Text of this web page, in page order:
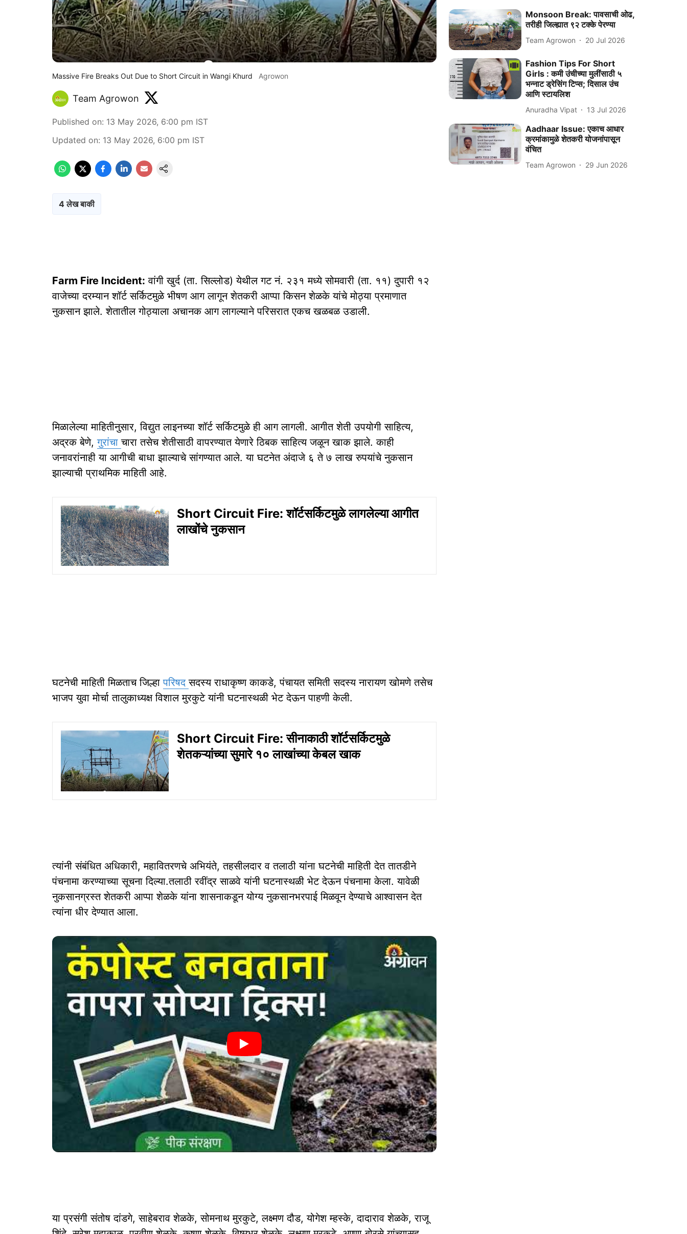
Massive Fire Breaks Out Due to Short Circuit in Wangi Khurd Agrowon
Team Agrowon
Published on: 13 May 2026, 6:00 pm IST
Updated on: 13 May 2026, 6:00 pm IST
4 लेख बाकी
Farm Fire Incident: वांगी खुर्द (ता. सिल्लोड) येथील गट नं. २३१ मध्ये सोमवारी (ता. ११) दुपारी १२
वाजेच्या दरम्यान शॉर्ट सर्किटमुळे भीषण आग लागून शेतकरी आप्पा किसन शेळके यांचे मोठ्या प्रमाणात
नुकसान झाले. शेतातील गोठ्याला अचानक आग लागल्याने परिसरात एकच खळबळ उडाली.
मिळालेल्या माहितीनुसार, विद्युत लाइनच्या शॉर्ट सर्किटमुळे ही आग लागली. आगीत शेती उपयोगी साहित्य,
अद्रक बेणे,गुरांचाचारा तसेच शेतीसाठी वापरण्यात येणारे ठिबक साहित्य जळून खाक झाले. काही
जनावरांनाही या आगीची बाधा झाल्याचे सांगण्यात आले. या घटनेत अंदाजे ६ ते ७ लाख रुपयांचे नुकसान
झाल्याची प्राथमिक माहिती आहे.
Short Circuit Fire: शॉर्टसर्किटमुळे लागलेल्या आगीत
लाखोंचे नुकसान
घटनेची माहिती मिळताच जिल्हापरिषदसदस्य राधाकृष्ण काकडे, पंचायत समिती सदस्य नारायण खोमणे तसेच
भाजप युवा मोर्चा तालुकाध्यक्ष विशाल मुरकुटे यांनी घटनास्थळी भेट देऊन पाहणी केली.
Short Circuit Fire: सीनाकाठी शॉर्टसर्किटमुळे
शेतकऱ्यांच्या सुमारे १० लाखांच्या केबल खाक
त्यांनी संबंधित अधिकारी, महावितरणचे अभियंते, तहसीलदार व तलाठी यांना घटनेची माहिती देत तातडीने
पंचनामा करण्याच्या सूचना दिल्या.तलाठी रवींद्र साळवे यांनी घटनास्थळी भेट देऊन पंचनामा केला. यावेळी
नुकसानग्रस्त शेतकरी आप्पा शेळके यांना शासनाकडून योग्य नुकसानभरपाई मिळवून देण्याचे आश्वासन देत
त्यांना धीर देण्यात आला.
या प्रसंगी संतोष दांडगे, साहेबराव शेळके, सोमनाथ मुरकुटे, लक्ष्मण दौड, योगेश म्हस्के, दादाराव शेळके, राजू
Monsoon Break: पावसाची ओढ,
तरीही जिल्ह्यात ९२ टक्के पेरण्या
Team Agrowon 20 Jul 2026
Fashion Tips For Short
Girls : कमी उंचीच्या मुलींसाठी ५
भन्नाट ड्रेसिंग टिप्स; दिसाल उंच
आणि स्टायलिश
Anuradha Vipat 13 Jul 2026
Aadhaar Issue: एकाच आधार
क्रमांकामुळे शेतकरी योजनांपासून
वंचित
Team Agrowon 29 Jun 2026